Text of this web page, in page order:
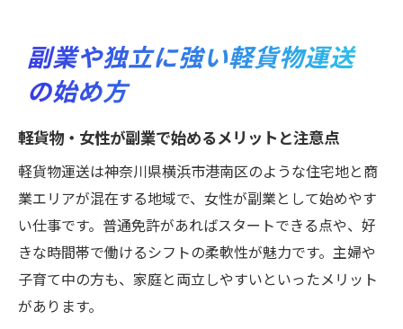
副業や独立に強い軽貨物運送
の始め方
軽貨物・女性が副業で始めるメリットと注意点
軽貨物運送は神奈川県横浜市港南区のような住宅地と商
業エリアが混在する地域で、女性が副業として始めやす
い仕事です。普通免許があればスタートできる点や、好
きな時間帯で働けるシフトの柔軟性が魅力です。主婦や
子育て中の方も、家庭と両立しやすいといったメリット
があります。